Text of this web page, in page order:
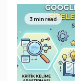
3 min read